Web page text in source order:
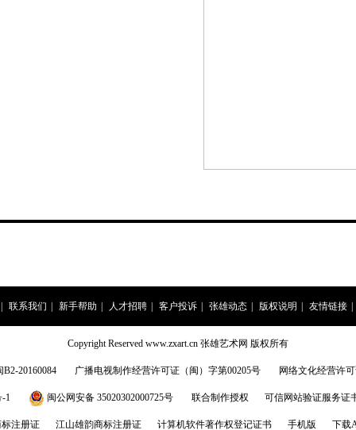
联系我们 新手帮助 人才招聘 客户投诉 张雄动态 版权说明 友情链接
Copyright Reserved www.zxart.cn 张雄艺术网 版权所有
20160084 广播电视制作经营许可证（闽）字第00205号 网络文化经营许
-1 闽公网安备 35020302000725号 联合制作授权 可信网站验证服务证
注册证 江山雄韵商标注册证 计算机软件著作权登记证书 手机版 下载